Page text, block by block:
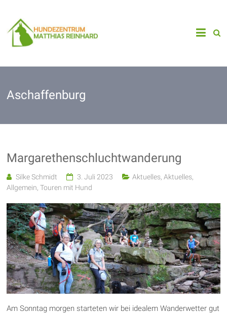
springen
Hundezentrum
Niedernberg
Matthas
Reinhard
Aschaffenburg
Margarethenschluchtwanderung
Silke Schmidt 3. Juli 2023 Aktuelles,Aktuelles,
Allgemein,Touren mit Hund
Am Sonntag morgen starteten wir bei idealem Wanderwetter gut